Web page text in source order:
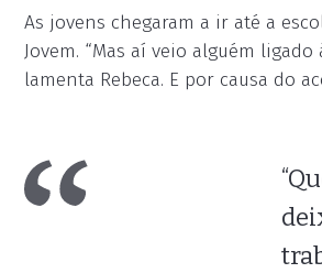
As jovens chegaram a ir até a
Jovem. “Mas aí veio alguém
lamenta Rebeca. E por causa do